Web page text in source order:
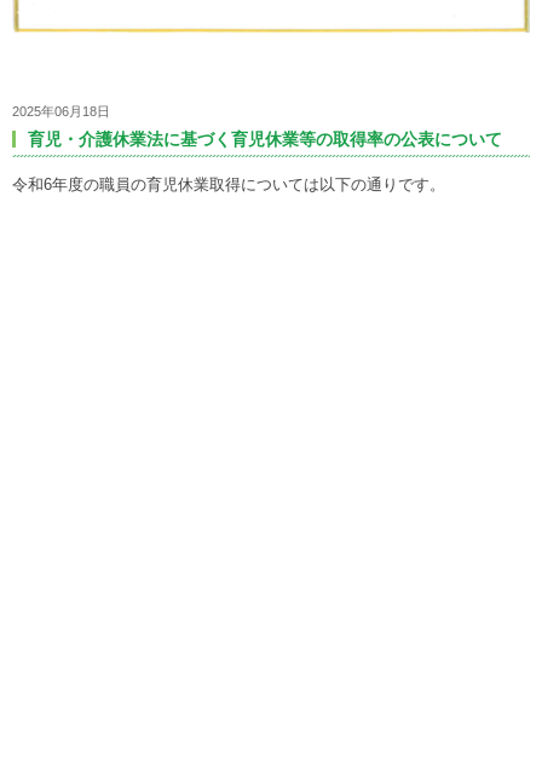
2025年06月18日
育児・介護休業法に基づく育児休業等の取得率の公表について
令和6年度の職員の育児休業取得については以下の通りです。